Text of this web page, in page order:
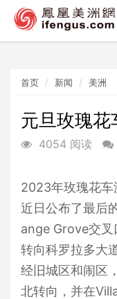
首页 新闻 美洲
元旦玫瑰花
4054 阅读
2023年玫瑰花车
近日公布了最后
ange Grove交叉
转向科罗拉多大
经旧城区和闹区
北转向，并在